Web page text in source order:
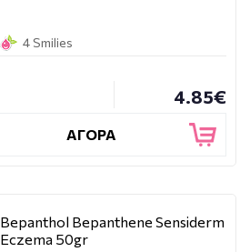
4 Smilies
4.85€
ΑΓΟΡΑ
Bepanthol Bepanthene Sensiderm
Eczema 50gr